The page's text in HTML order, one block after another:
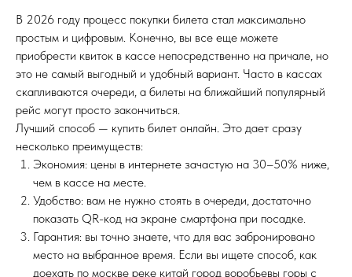
В 2026 году процесс покупки билета стал максимально
простым и цифровым. Конечно, вы все еще можете
приобрести квиток в кассе непосредственно на причале, но
это не самый выгодный и удобный вариант. Часто в кассах
скапливаются очереди, а билеты на ближайший популярный
рейс могут просто закончиться.
Лучший способ — купить билет онлайн. Это дает сразу
несколько преимуществ:
Экономия: цены в интернете зачастую на 30–50% ниже,
чем в кассе на месте.
Удобство: вам не нужно стоять в очереди, достаточно
показать QR-код на экране смартфона при посадке.
Гарантия: вы точно знаете, что для вас забронировано
место на выбранное время. Если вы ищете способ, как
доехать по москве реке китай город воробьевы горы с